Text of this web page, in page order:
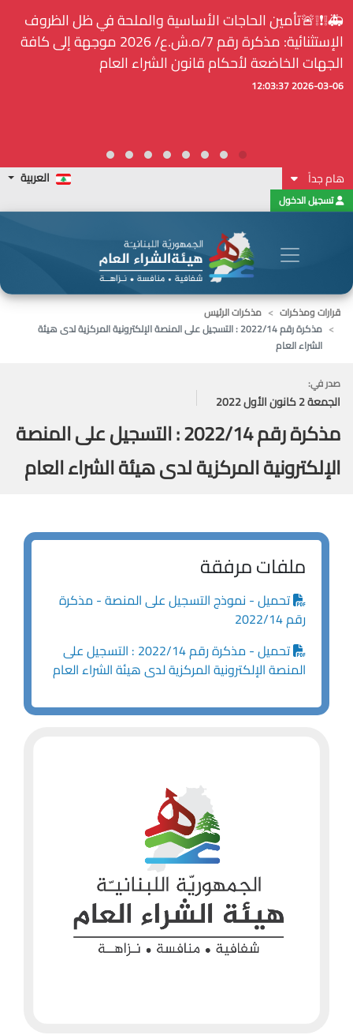
🚑❕❗❕🚨تأمين الحاجات الأساسية والملحة في ظل الظروف
الإستثنائية: مذكرة رقم 7/ه.ش.ع/ 2026 موجهة إلى كافة
الجهات الخاضعة لأحكام قانون الشراء العام
2026-03-06 12:03:37
هام جداً العربية
تسجيل الدخول
قرارات ومذكرات
مذكرات الرئيس
مذكرة رقم 2022/14 : التسجيل على المنصة الإلكترونية المركزية لدى هيئة
الشراء العام
صدر في:
الجمعة 2 كانون الأول 2022
مذكرة رقم 2022/14 : التسجيل على المنصة
الإلكترونية المركزية لدى هيئة الشراء العام
ملفات مرفقة
تحميل - نموذج التسجيل على المنصة - مذكرة
رقم 2022/14
تحميل - مذكرة رقم 2022/14 : التسجيل على
المنصة الإلكترونية المركزية لدى هيئة الشراء العام